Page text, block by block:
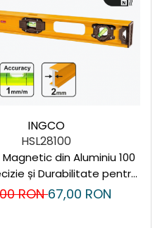
INGCO
HSL28100
din Aluminiu 100
și Durabilitate pentru
Profesioniști
RON67,00 RON